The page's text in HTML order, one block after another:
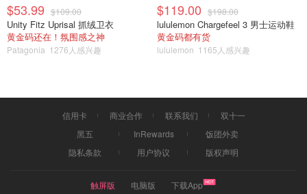
$53.99 $109.00
Unity Fitz Uprisal 抓绒卫衣
黄金码还在！氛围感之神
Patagonia 1276人感兴趣
$119.00 $198.00
lululemon Chargefeel 3 男士运动鞋
黄金码都有货
lululemon 1165人感兴趣
信用卡 商业合作 联系我们
双十一
黑五
InRewards
饭团外卖
隐私条款
用户协议 版权声明
触屏版 电脑版 下载App